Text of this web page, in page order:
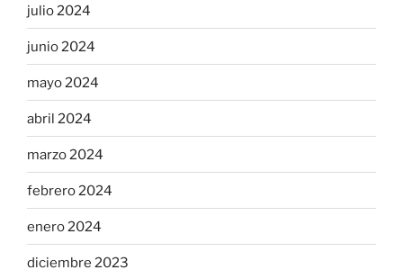
julio 2024
junio 2024
mayo 2024
abril 2024
marzo 2024
febrero 2024
enero 2024
diciembre 2023